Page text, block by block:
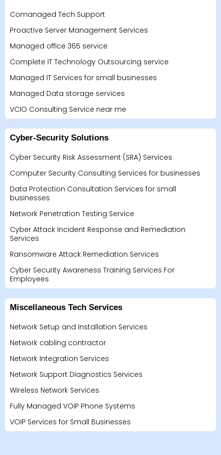
Comanaged Tech Support
Proactive Server Management Services
Managed office 365 service
Complete IT Technology Outsourcing service
Managed IT Services for small businesses
Managed Data storage services
VCIO Consulting Service near me
Cyber-Security Solutions
Cyber Security Risk Assessment (SRA) Services
Computer Security Consulting Services for businesses
Data Protection Consultation Services for small
businesses
Network Penetration Testing Service
Cyber Attack Incident Response and Remediation
Services
Ransomware Attack Remediation Services
Cyber Security Awareness Training Services For
Employees
Miscellaneous Tech Services
Network Setup and Installation Services
Network cabling contractor
Network Integration Services
Network Support Diagnostics Services
Wireless Network Services
Fully Managed VOIP Phone Systems
VOIP Services for Small Businesses